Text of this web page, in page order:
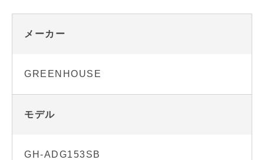
メーカー
GREENHOUSE
モデル
GH-ADG153SB